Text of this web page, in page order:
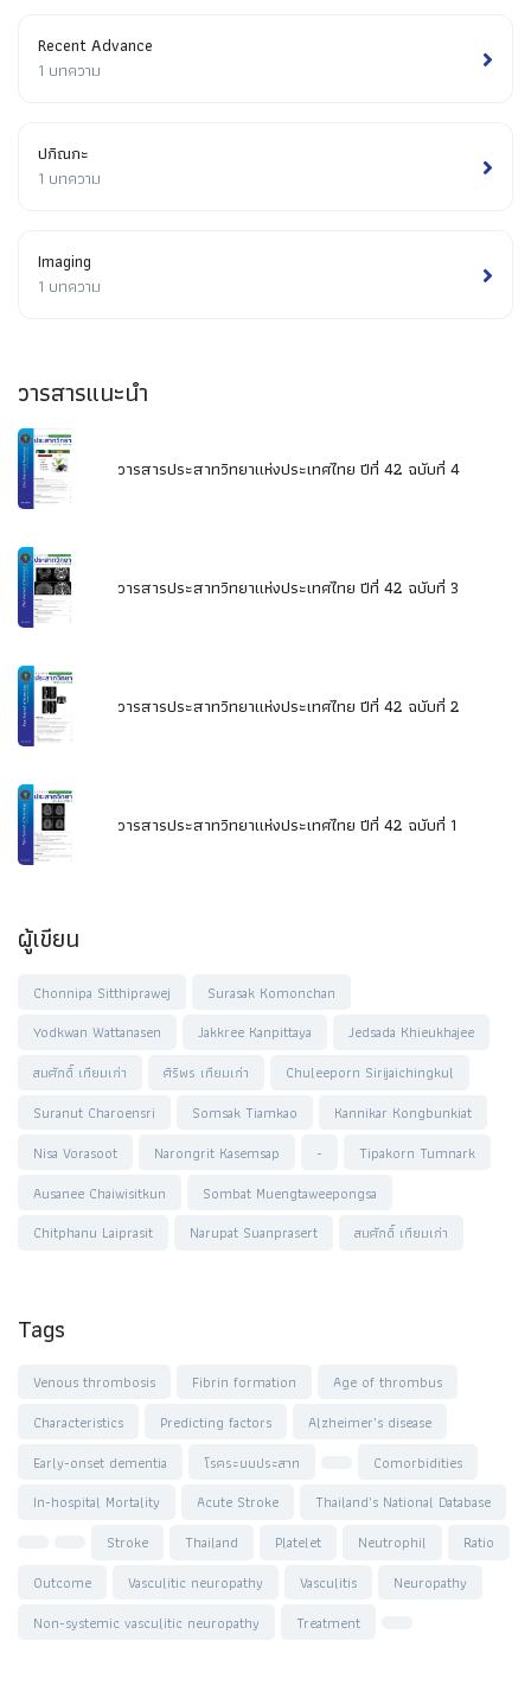
Recent Advance
1 บทความ
ปกิณกะ
1 บทความ
Imaging
1 บทความ
วารสารแนะนำ
วารสารประสาทวิทยาแห่งประเทศไทย ปีที่ 42 ฉบับที่ 4
วารสารประสาทวิทยาแห่งประเทศไทย ปีที่ 42 ฉบับที่ 3
วารสารประสาทวิทยาแห่งประเทศไทย ปีที่ 42 ฉบับที่ 2
วารสารประสาทวิทยาแห่งประเทศไทย ปีที่ 42 ฉบับที่ 1
ผู้เขียน
Chonnipa Sitthiprawej
Surasak Komonchan
Yodkwan Wattanasen
Jakkree Kanpittaya
Jedsada Khieukhajee
สมศักดิ์ เทียมเก่า
ศิริพร เทียมเก่า
Chuleeporn Sirijaichingkul
Suranut Charoensri
Somsak Tiamkao
Kannikar Kongbunkiat
Nisa Vorasoot
Narongrit Kasemsap -
Tipakorn Tumnark
Ausanee Chaiwisitkun
Sombat Muengtaweepongsa
Chitphanu Laiprasit
Narupat Suanprasert สมศักดิ์ เทียมเก่า
Tags
Venous thrombosis Fibrin formation
Age of thrombus
Characteristics
Predicting factors
Alzheimer’s disease
Early-onset dementia
โรคระบบประสาท
Comorbidities
In-hospital Mortality
Acute Stroke
Thailand’s National Database
Stroke
Thailand Platelet Neutrophil
Ratio
Outcome
Vasculitic neuropathy Vasculitis
Neuropathy
Non-systemic vasculitic neuropathy
Treatment